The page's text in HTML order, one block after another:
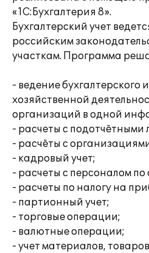
«1С:Бухгалтерия 8».
Бухгалтерский учет
российским
участкам. Программа
- ведение бухгалтерского
хозяйственной
организаций в одной
- расчеты с подотчётными
- расчёты с
- кадровый учет;
- расчеты с персоналом по
- расчеты по налогу на
- партионный учет;
- торговые операции;
- валютные операции;
- учет материалов,